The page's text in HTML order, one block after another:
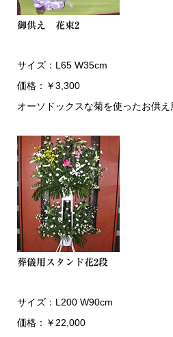
御供え 花束2
サイズ：L65 W35cm
価格：￥3,300
オーソドックスな菊を使ったお供え
葬儀用スタンド花2段
サイズ：L200 W90cm
価格：￥22,000